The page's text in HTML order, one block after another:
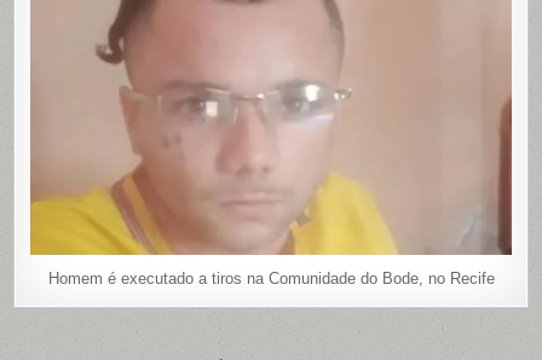
Homem é executado a tiros na Comunidade do Bode, no Recife